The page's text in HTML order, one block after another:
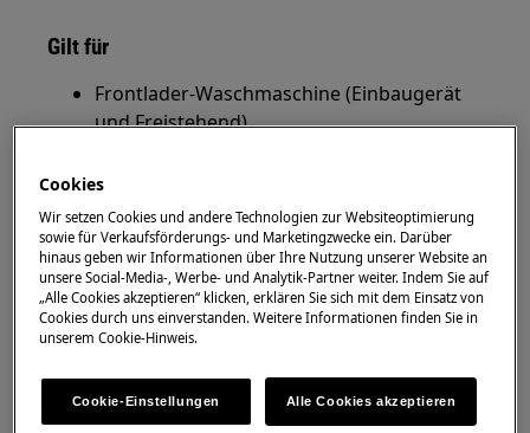
Gilt für
Frontlader-Waschmaschine (Einbaugerät
und Freistehend)
Lösung
Wenn die Waschmaschine ständig pumpt und
dabei Schaum produziert, beachte folgende
Hinweise:
verwendet
Beachte die maximale
Cookies
Wir setzen Cookies und andere Technologien zur Websiteoptimierung
sowie für Verkaufsförderungs- und Marketingzwecke ein. Darüber
hinaus geben wir Informationen über Ihre Nutzung unserer Website an
unsere Social-Media-, Werbe- und Analytik-Partner weiter. Indem Sie auf
„Alle Cookies akzeptieren“ klicken, erklären Sie sich mit dem Einsatz von
Cookies durch uns einverstanden. Weitere Informationen finden Sie in
unserem Cookie-Hinweis.
Cookie-Einstellungen Alle Cookies akzeptieren